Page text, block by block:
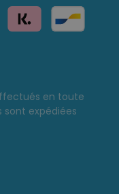
en toute
sont expédiées